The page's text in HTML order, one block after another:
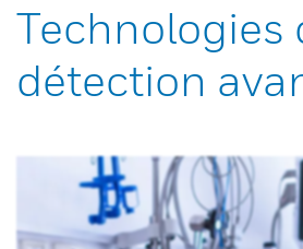
Technologies
détection